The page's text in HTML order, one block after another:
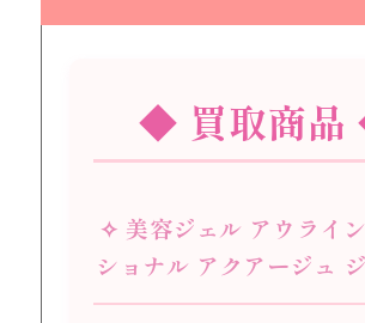
◆ 買取商
✧ 美容ジェル アウライ
ショナル アクアージュ